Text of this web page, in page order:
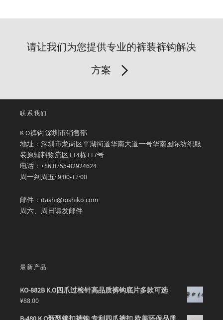
请让我们为您提供专业的裤装裤钩解决
方案
联系我们
K.O裤钩 深圳市销售部
地址：深圳市龙岗区平湖街道华南大道一号华南国际纺织服
装原辅料物流区T14栋117号
电话：+86 0755-82924624
周一到周五: 9:00-17:00
邮件：dashi@oishiko.com
周六、周日请发邮件
最新产品
KO-882B K.O四爪过检针高品质裤钩底片多款可选
¥88.00